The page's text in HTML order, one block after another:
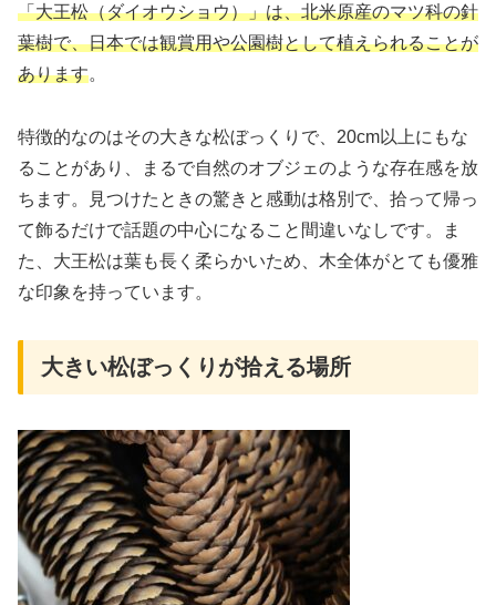
「大王松（ダイオウショウ）」は、北米原産のマツ科の針
葉樹で、日本では観賞用や公園樹として植えられることが
あります。
特徴的なのはその大きな松ぼっくりで、20cm以上にもな
ることがあり、まるで自然のオブジェのような存在感を放
ちます。見つけたときの驚きと感動は格別で、拾って帰っ
て飾るだけで話題の中心になること間違いなしです。ま
た、大王松は葉も長く柔らかいため、木全体がとても優雅
な印象を持っています。
大きい松ぼっくりが拾える場所